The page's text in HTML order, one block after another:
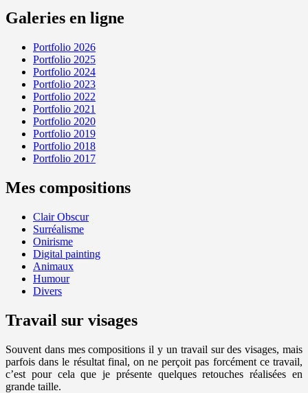
Galeries en ligne
Portfolio 2026
Portfolio 2025
Portfolio 2024
Portfolio 2023
Portfolio 2022
Portfolio 2021
Portfolio 2020
Portfolio 2019
Portfolio 2018
Portfolio 2017
Mes compositions
Clair Obscur
Surréalisme
Onirisme
Digital painting
Animaux
Humour
Divers
Travail sur visages
Souvent dans mes compositions il y un travail sur des visages, mais
parfois dans le résultat final, on ne perçoit pas forcément ce travail,
c’est pour cela que je présente quelques retouches réalisées en
grande taille.